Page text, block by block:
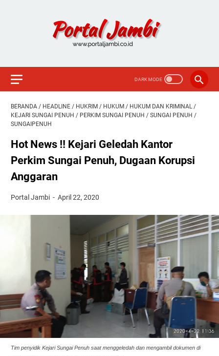
BERANDA / HEADLINE / HUKRIM / HUKUM / HUKUM DAN KRIMINAL /
KEJARI SUNGAI PENUH / PERKIM SUNGAI PENUH / SUNGAI PENUH /
SUNGAIPENUH
Hot News !! Kejari Geledah Kantor
Perkim Sungai Penuh, Dugaan Korupsi
Anggaran
Portal Jambi April 22, 2020
Tim penyidik Kejari Sungai Penuh saat menggeledah dan mengambil dokumen di